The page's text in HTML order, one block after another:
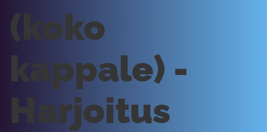
(koko
kappale) -
Harjoitus